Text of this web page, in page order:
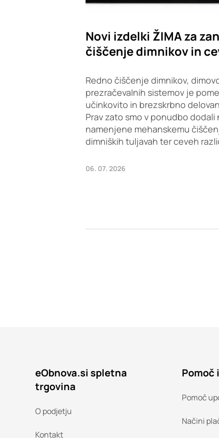
Novi izdelki ŽIMA za
čiščenje dimnikov in
Redno čiščenje dimnikov,
prezračevalnih sistemov je
učinkovito in brezskrbno
Prav zato smo v ponudbo dodali
namenjene mehanskemu
dimniških tuljavah ter ceveh
06. 07. 2026
eObnova.si spletna
trgovina
O podjetju
Kontakt
Pomoč
Pomoč
Načini